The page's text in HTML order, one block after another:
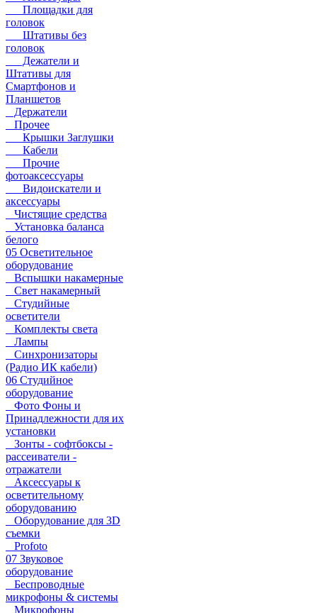
Площадки для
головок
Штативы без
головок
Дежатели и
Штативы для
Смартфонов и
Планшетов
Держатели
Прочее
Крышки Заглушки
Кабели
Прочие
фотоаксессуары
Видоискатели и
аксессуары
Чистящие средства
Установка баланса
белого
05 Осветительное
оборудование
Вспышки накамерные
Свет накамерный
Студийные
осветители
Комплекты света
Лампы
Синхронизаторы
(Радио ИК кабели)
06 Студийное
оборудование
Фото Фоны и
Принадлежности для их
установки
Зонты - софтбоксы -
рассеиватели -
отражатели
Аксессуары к
осветительному
оборудованию
Оборудование для 3D
съемки
Profoto
07 Звуковое
оборудование
Беспроводные
микрофоны & системы
Микрофоны